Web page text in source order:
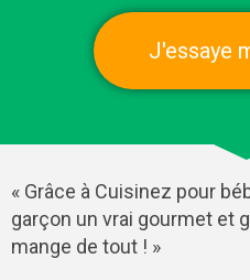
J'essaye
« Grâce à Cuisinez pour
garçon un vrai gourmet et
mange de tout ! »